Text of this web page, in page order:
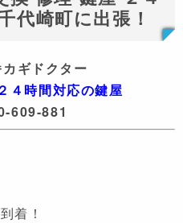
代崎町に出張！
ギドクター
４時間対応の鍵屋
609-881
着！